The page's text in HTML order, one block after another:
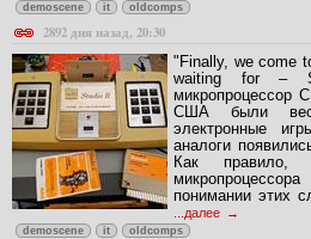
demoscene it oldcomps
2892 дня назад, 20:30
"Finally, we come
waiting for –
микропроцессор
США были
электронные
аналоги
Как
понимании этих
...далее
demoscene it oldcomps